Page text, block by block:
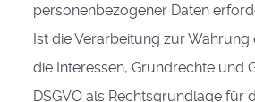
personenbezogener Daten
Ist die Verarbeitung zur
die Interessen, Grundrechte und
DSGVO als Rechtsgrundlage für